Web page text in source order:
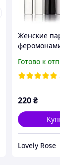
Женские
Fatale, 3х15
Готово к
220 ₴
Lovely Rose